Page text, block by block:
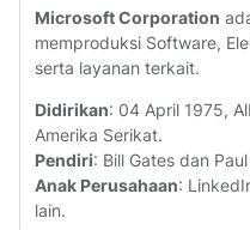
Microsoft Corporation
memproduksi Software,
serta layanan terkait.
Didirikan: 04 April 1975,
Amerika Serikat.
Pendiri: Bill Gates dan
Anak Perusahaan:
lain.